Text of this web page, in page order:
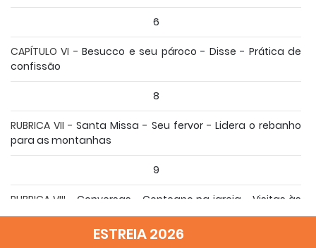
6
CAPÍTULO VI - Besucco e seu pároco - Disse - Prática de
confissão
8
RUBRICA VII - Santa Missa - Seu fervor - Lidera o rebanho
para as montanhas
9
RUBRICA VIII -
Conversas - Contegno na igreja - Visitas às
SS.Sacramento
ESTREIA 2026